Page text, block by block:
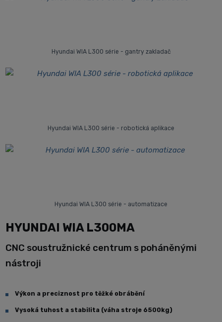
Hyundai WIA L300 série - gantry zakladač
Hyundai WIA L300 série - robotická aplikace
Hyundai WIA L300 série - automatizace
HYUNDAI WIA L300MA
CNC soustružnické centrum s poháněnými
nástroji
Výkon a preciznost pro těžké obrábění
Vysoká tuhost a stabilita (váha stroje 6500kg)